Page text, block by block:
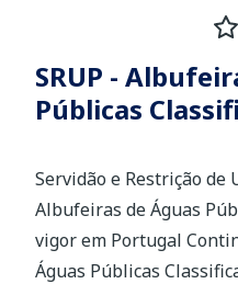
SRUP -
Públicas
Servidão e Restrição de
Albufeiras de Águas
vigor em Portugal
Águas Públicas